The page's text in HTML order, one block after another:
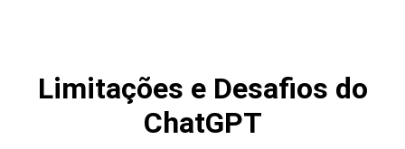
Limitações e Desafios do
ChatGPT